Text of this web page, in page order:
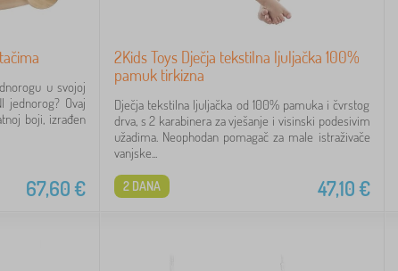
u svojoj
jednorog? Ovaj
boji, izrađen
67,60€
2Kids Toys Dječja tekstilna ljuljačka 100%
pamuk tirkizna
Dječja tekstilna ljuljačka od 100% pamuka i čvrstog
drva, s 2 karabinera za vješanje i visinski podesivim
užadima. Neophodan pomagač za male istraživače
vanjske...
47,10€
2 DANA